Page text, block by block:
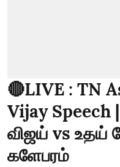
🔴LIVE : TN
Vijay Speech |
விஜய் vs உதய்
களேபரம்